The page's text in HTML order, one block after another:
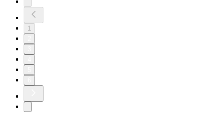
1